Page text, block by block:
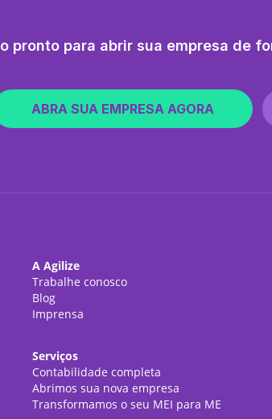
pronto para abrir sua empresa de
ABRA SUA EMPRESA AGORA
A Agilize
Trabalhe conosco
Blog
Imprensa
Serviços
Contabilidade completa
Abrimos sua nova empresa
Transformamos o seu MEI para ME